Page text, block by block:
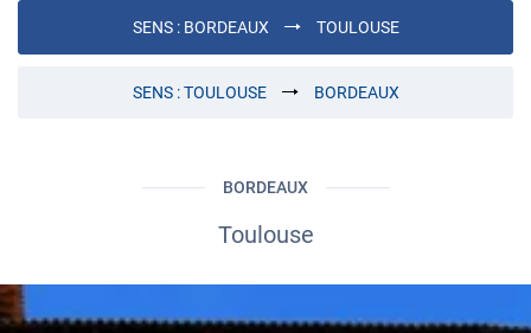
SENS : BORDEAUX TOULOUSE
SENS :TOULOUSE BORDEAUX
BORDEAUX
Toulouse